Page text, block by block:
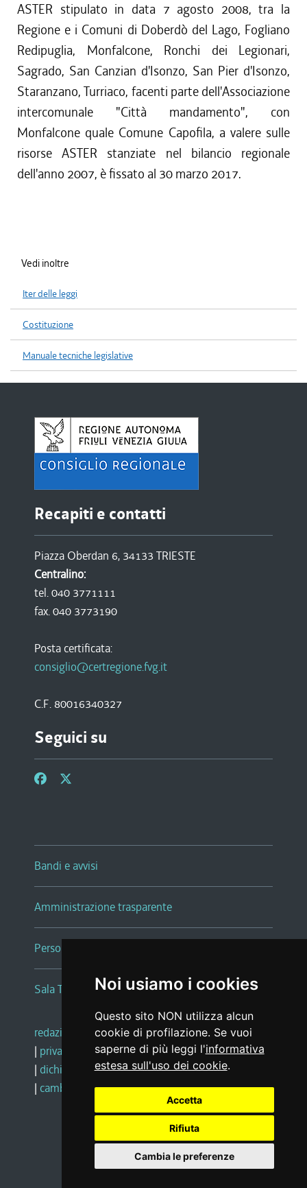
Noi usiamo i cookies
Questo sito NON utilizza alcun
cookie di profilazione. Se vuoi
saperne di più leggi l'informativa
estesa sull'uso dei cookie.
Accetta
Rifiuta
Cambia le preferenze
ASTER stipulato in data 7 agosto 2008, tra la
Regione e i Comuni di Doberdò del Lago, Fogliano
Redipuglia, Monfalcone, Ronchi dei Legionari,
Sagrado, San Canzian d'Isonzo, San Pier d'Isonzo,
Staranzano, Turriaco, facenti parte dell'Associazione
intercomunale "Città mandamento", con
Monfalcone quale Comune Capofila, a valere sulle
risorse ASTER stanziate nel bilancio regionale
dell'anno 2007, è fissato al 30 marzo 2017.
Vedi inoltre
Iter delle leggi
Costituzione
Manuale tecniche legislative
Recapiti e contatti
Piazza Oberdan 6, 34133 TRIESTE
Centralino:
tel. 040 3771111
fax. 040 3773190
Posta certificata:
consiglio@certregione.fvg.it
C.F. 80016340327
Seguici su
Bandi e avvisi
Amministrazione trasparente
Persone e Uffici
Sala Tiziano Tessitori
redazione web |note legali |glossario
| privacy
social media policy
| dichiarazione di accessibilità |feedback
| cambio preferenze cookie
Realizzato da